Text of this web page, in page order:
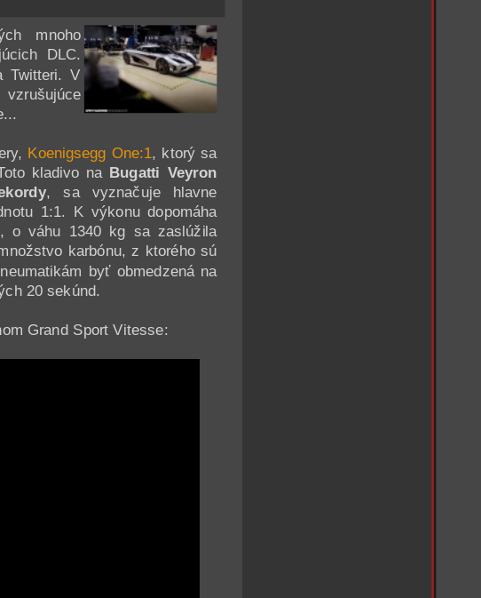
mnoho
DLC.
Twitteri. V
vzrušujúce
Koenigsegg One:1, ktorý sa
kladivo na Bugatti Veyron
, sa vyznačuje hlavne
1:1. K výkonu dopomáha
, o váhu 1340 kg sa zaslúžila
karbónu, z ktorého sú
byť obmedzená na
20 sekúnd.
Grand Sport Vitesse: